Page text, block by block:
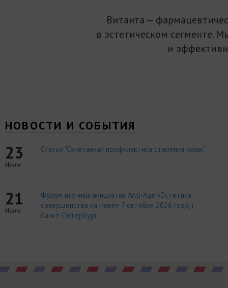
Витанта —
в эстетическом сегменте.
и
НОВОСТИ И СОБЫТИЯ
23
Июля
Статья "Сочетанная профилактика старения кожи."
21
Июля
Форум научных инициатив Anti-Age «Эстетика
совершенства на Неве» 7 октября 2026 года, г.
Санкт-Петербург.